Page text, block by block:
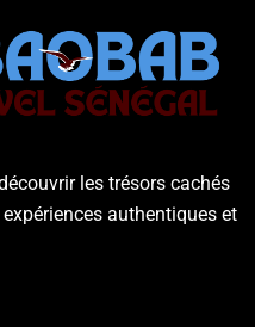
les trésors cachés
authentiques et